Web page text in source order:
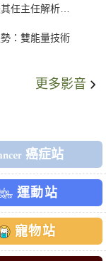
任主任解析支
：雙能量技術
更多影音
癌症站
運動站
寵物站